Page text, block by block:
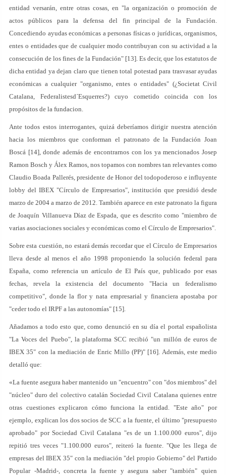
entidad versarán, entre otras cosas, en "la organización o promoción de
actos públicos para la defensa del fin principal de la Fundación.
Concediendo ayudas económicas a personas físicas o jurídicas, organismos,
entes o entidades que de cualquier modo contribuyan con su actividad a la
consecución de los fines de la Fundación" [13]. Es decir, que los estatutos de
dicha entidad ya dejan claro que tienen total potestad para trasvasar ayudas
económicas a cualquier "organismo, entes o entidades" (¿Societat Civil
Catalana, Federalistesd´Esquerres?) cuyo cometido coincida con los
propósitos de la fundacion.
Ante todos estos interrogantes, quizá deberíamos dirigir nuestra atención
hacia los miembros que conforman el patronato de la Fundación Joan
Boscá [14], donde además de encontrarnos con los ya mencionados Josep
Ramon Bosch y Álex Ramos, nos topamos con nombres tan relevantes como
Claudio Boada Pallerés, presidente de Honor del todopoderoso e influyente
lobby del IBEX "Círculo de Empresarios", institución que presidió desde
marzo de 2004 a marzo de 2012. También aparece en este patronato la figura
de Joaquín Villanueva Díaz de Espada, que es descrito como "miembro de
varias asociaciones sociales y económicas como el Círculo de Empresarios".
Sobre esta cuestión, no estará demás recordar que el Círculo de Empresarios
lleva desde al menos el año 1998 proponiendo la solución federal para
España, como referencia un artículo de El País que, publicado por esas
fechas, revela la existencia del documento "Hacia un federalismo
competitivo", donde la flor y nata empresarial y financiera apostaba por
"ceder todo el IRPF a las autonomías" [15].
Añadamos a todo esto que, como denunció en su día el portal españolista
"La Voces del Puebo", la plataforma SCC recibió "un millón de euros de
IBEX 35" con la mediación de Enric Millo (PP)" [16]. Además, este medio
detalló que:
«La fuente asegura haber mantenido un "encuentro" con "dos miembros" del
"núcleo" duro del colectivo catalán Sociedad Civil Catalana quienes entre
otras cuestiones explicaron cómo funciona la entidad. "Este año" por
ejemplo, explican los dos socios de SCC a la fuente, el último "presupuesto
aprobado" por Sociedad Civil Catalana "es de un 1.100.000 euros", dijo
repitió tres veces "1.100.000 euros", reiteró la fuente. "Que les llega de
empresas del IBEX 35" con la mediación "del propio Gobierno" del Partido
Popular -Madrid-, concreta la fuente y asegura saber "también" quien